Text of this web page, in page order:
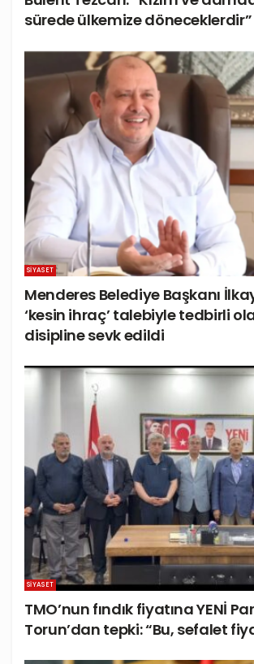
sürede ülkemize döneceklerdir”
SIYASET
Menderes Belediye Başkanı
‘kesin ihraç’ talebiyle tedbirli
disipline sevk edildi
SIYASET
TMO’nun fındık fiyatına YENİ
Torun’dan tepki: “Bu, sefalet